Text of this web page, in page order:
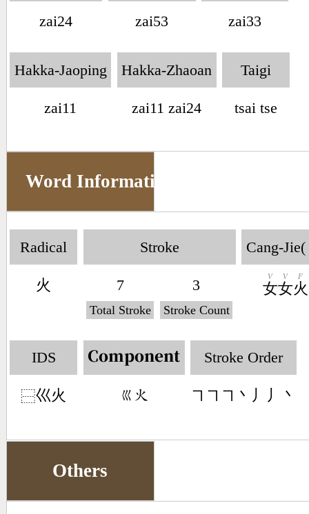
zai24 zai53 zai33
Hakka-Jaoping
zai11
Hakka-Zhaoan
zai11 zai24
Taigi
tsai tse
Word Information
Radical
火
Stroke
7
Total Stroke
3
Stroke Count
Cang-Jie(
女
V
女
V
火
F
IDS
⿱巛火
Component
󶂩󶃸
Stroke Order
㇕㇕㇕丶丿丿丶
Others